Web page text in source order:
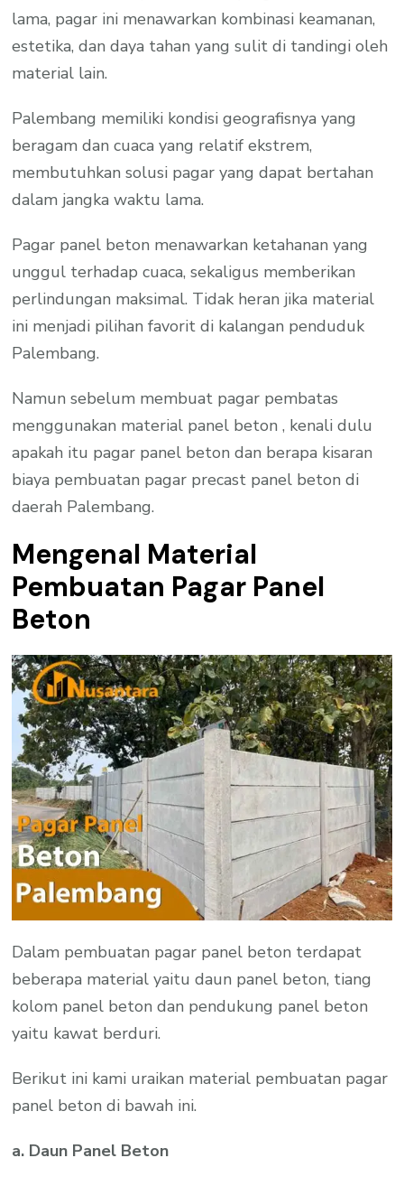
lama, pagar ini menawarkan kombinasi keamanan,
estetika, dan daya tahan yang sulit di tandingi oleh
material lain.
Palembang memiliki kondisi geografisnya yang
beragam dan cuaca yang relatif ekstrem,
membutuhkan solusi pagar yang dapat bertahan
dalam jangka waktu lama.
Pagar panel beton menawarkan ketahanan yang
unggul terhadap cuaca, sekaligus memberikan
perlindungan maksimal. Tidak heran jika material
ini menjadi pilihan favorit di kalangan penduduk
Palembang.
Namun sebelum membuat pagar pembatas
menggunakan material panel beton , kenali dulu
apakah itu pagar panel beton dan berapa kisaran
biaya pembuatan pagar precast panel beton di
daerah Palembang.
Mengenal Material
Pembuatan Pagar Panel
Beton
Dalam pembuatan pagar panel beton terdapat
beberapa material yaitu daun panel beton, tiang
kolom panel beton dan pendukung panel beton
yaitu kawat berduri.
Berikut ini kami uraikan material pembuatan pagar
panel beton di bawah ini.
a. Daun Panel Beton